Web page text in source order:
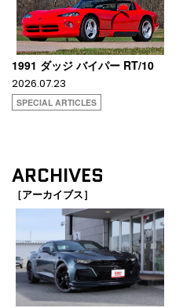
1991 ダッジ バイパー RT/10
2026.07.23
SPECIAL ARTICLES
ARCHIVES
［アーカイブス］